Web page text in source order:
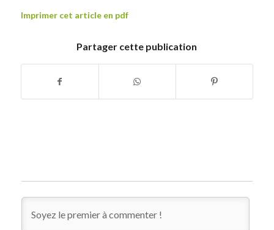
Imprimer cet article en pdf
Partager cette publication